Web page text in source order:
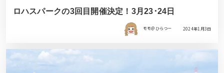
ロハスパークの3回目開催決定！3月23･24日
モモ＠ひらつー 2024年1月3日